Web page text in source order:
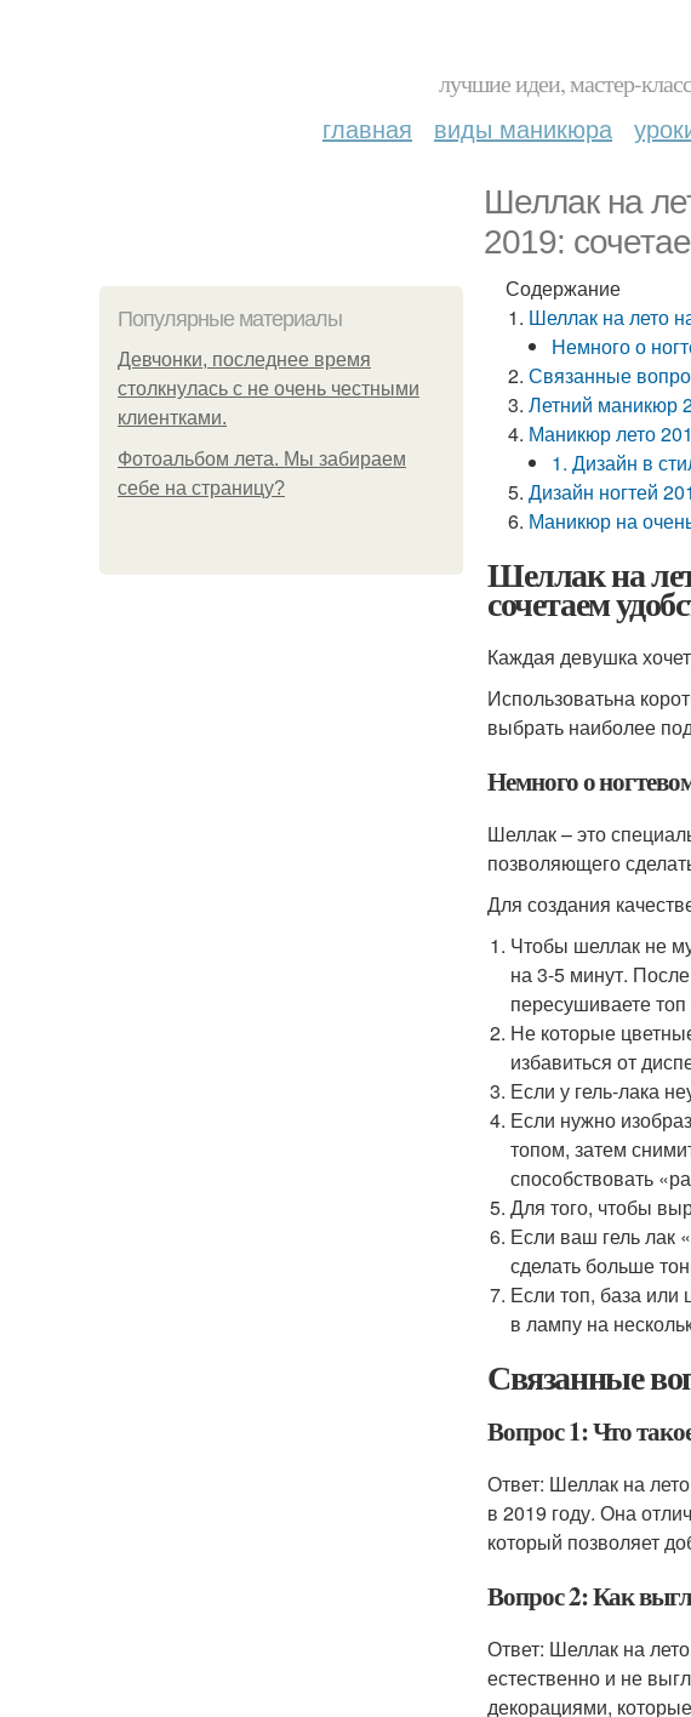
лучшие идеи, мастер-
главная виды маникюра
Шеллак на
2019:
Популярные материалы
Девчонки, последнее время
столкнулась с не очень честными
клиентками.
Фотоальбом лета. Мы забираем
себе на страницу?
Содержание
Шеллак на лето
Немного о
Связанные
Летний маникюр
Маникюр лето
1. Дизайн в
Дизайн ногтей
Маникюр на
Шеллак на
сочетаем
Каждая девушка
Использоватьна
выбрать наиболее
Немного о
Шеллак – это
позволяющего
Для создания
Чтобы шеллак не
на 3-5 минут.
пересушиваете
Не которые
избавиться от
Если у гель-лака
Если нужно
топом, затем
способствовать
Для того, чтобы
Если ваш гель лак
сделать больше
Если топ, база или
в лампу на
Связанные
Вопрос 1: Что
Ответ: Шеллак на
в 2019 году. Она
который позволяет
Вопрос 2: Как
Ответ: Шеллак на
естественно и не
декорациями,